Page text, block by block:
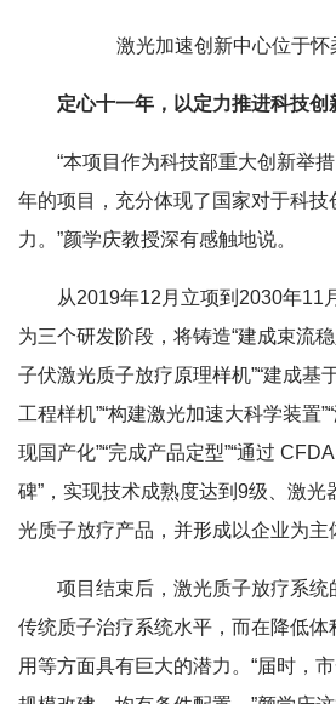
激光加速创新中心位于怀
定心十一年，以定力推进科技创
“本项目作为科技部重大创新举
年的项目，充分体现了国家对于科技
力。”颜学庆教授深有感触地说。
从2019年12月立项到2030年11
为三个研发阶段，将铸造“建成束流
子伏激光质子放疗原理样机”“建成基
工程样机”“构建激光加速大科学装置
现国产化”“完成产品定型”“通过
碑”，实现技术成熟度达到9级、激光
光质子放疗产品，并形成以企业为主
项目结束后，激光质子放疗系
传统质子治疗系统水平，而在降低
用等方面具有巨大的潜力。“届时，